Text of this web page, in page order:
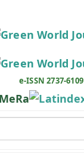
e-ISSN 2737-6109